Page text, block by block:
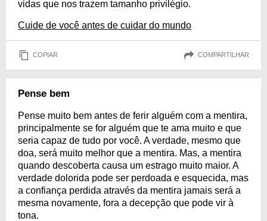
vidas que nos trazem tamanho privilégio.
Cuide de você antes de cuidar do mundo
COPIAR COMPARTILHAR
Pense bem
Pense muito bem antes de ferir alguém com a mentira,
principalmente se for alguém que te ama muito e que
seria capaz de tudo por você. A verdade, mesmo que
doa, será muito melhor que a mentira. Mas, a mentira
quando descoberta causa um estrago muito maior. A
verdade dolorida pode ser perdoada e esquecida, mas
a confiança perdida através da mentira jamais será a
mesma novamente, fora a decepção que pode vir à
tona.